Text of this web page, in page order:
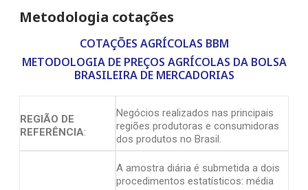
Metodologia cotações
COTAÇÕES AGRÍCOLAS BBM
METODOLOGIA DE PREÇOS AGRÍCOLAS DA BOLSA
BRASILEIRA DE MERCADORIAS
REGIÃO DE
REFERÊNCIA:
Negócios realizados nas principais
regiões produtoras e consumidoras
dos produtos no Brasil.
A amostra diária é submetida a dois
procedimentos estatísticos: média